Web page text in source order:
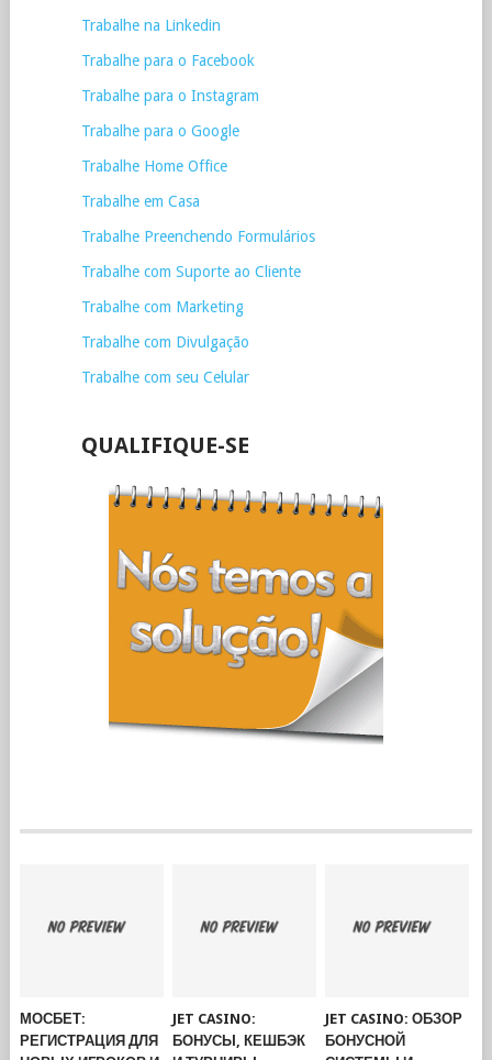
Trabalhe na Linkedin
Trabalhe para o Facebook
Trabalhe para o Instagram
Trabalhe para o Google
Trabalhe Home Office
Trabalhe em Casa
Trabalhe Preenchendo Formulários
Trabalhe com Suporte ao Cliente
Trabalhe com Marketing
Trabalhe com Divulgação
Trabalhe com seu Celular
QUALIFIQUE-SE
МОСБЕТ:
РЕГИСТРАЦИЯ ДЛЯ
JET CASINO:
БОНУСЫ, КЕШБЭК
JET CASINO: ОБЗОР
БОНУСНОЙ